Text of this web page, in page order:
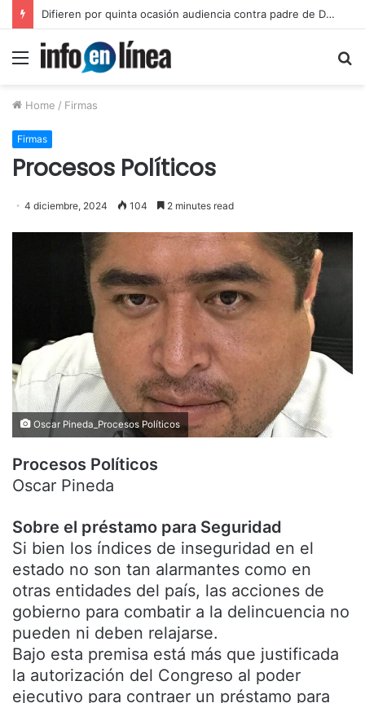
Inicia juicio contra padre de Dafne por violación equiparada contra su hija
Menu
Home / Firmas
Firmas
Procesos Políticos
4 diciembre, 2024 104 2 minutes read
Oscar Pineda_Procesos Políticos
Procesos Políticos
Oscar Pineda
Sobre el préstamo para Seguridad
Si bien los índices de inseguridad en el
estado no son tan alarmantes como en
otras entidades del país, las acciones de
gobierno para combatir a la delincuencia no
pueden ni deben relajarse.
Bajo esta premisa está más que justificada
la autorización del Congreso al poder
ejecutivo para contraer un préstamo para